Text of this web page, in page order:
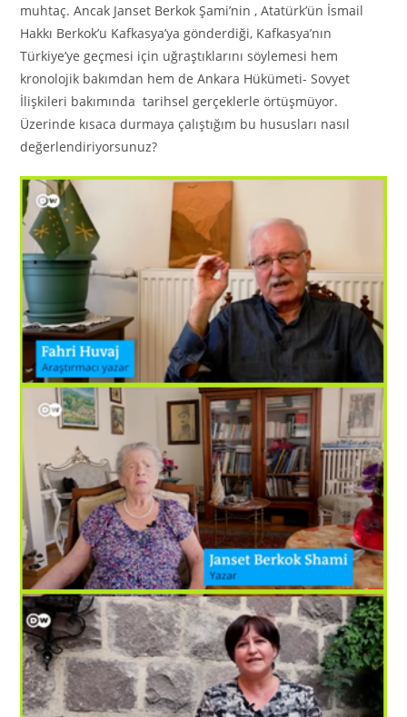
muhtaç. Ancak Janset Berkok Şami’nin , Atatürk’ün İsmail
Hakkı Berkok’u Kafkasya’ya gönderdiği, Kafkasya’nın
Türkiye’ye geçmesi için uğraştıklarını söylemesi hem
kronolojik bakımdan hem de Ankara Hükümeti- Sovyet
İlişkileri bakımında tarihsel gerçeklerle örtüşmüyor.
Üzerinde kısaca durmaya çalıştığım bu hususları nasıl
değerlendiriyorsunuz?